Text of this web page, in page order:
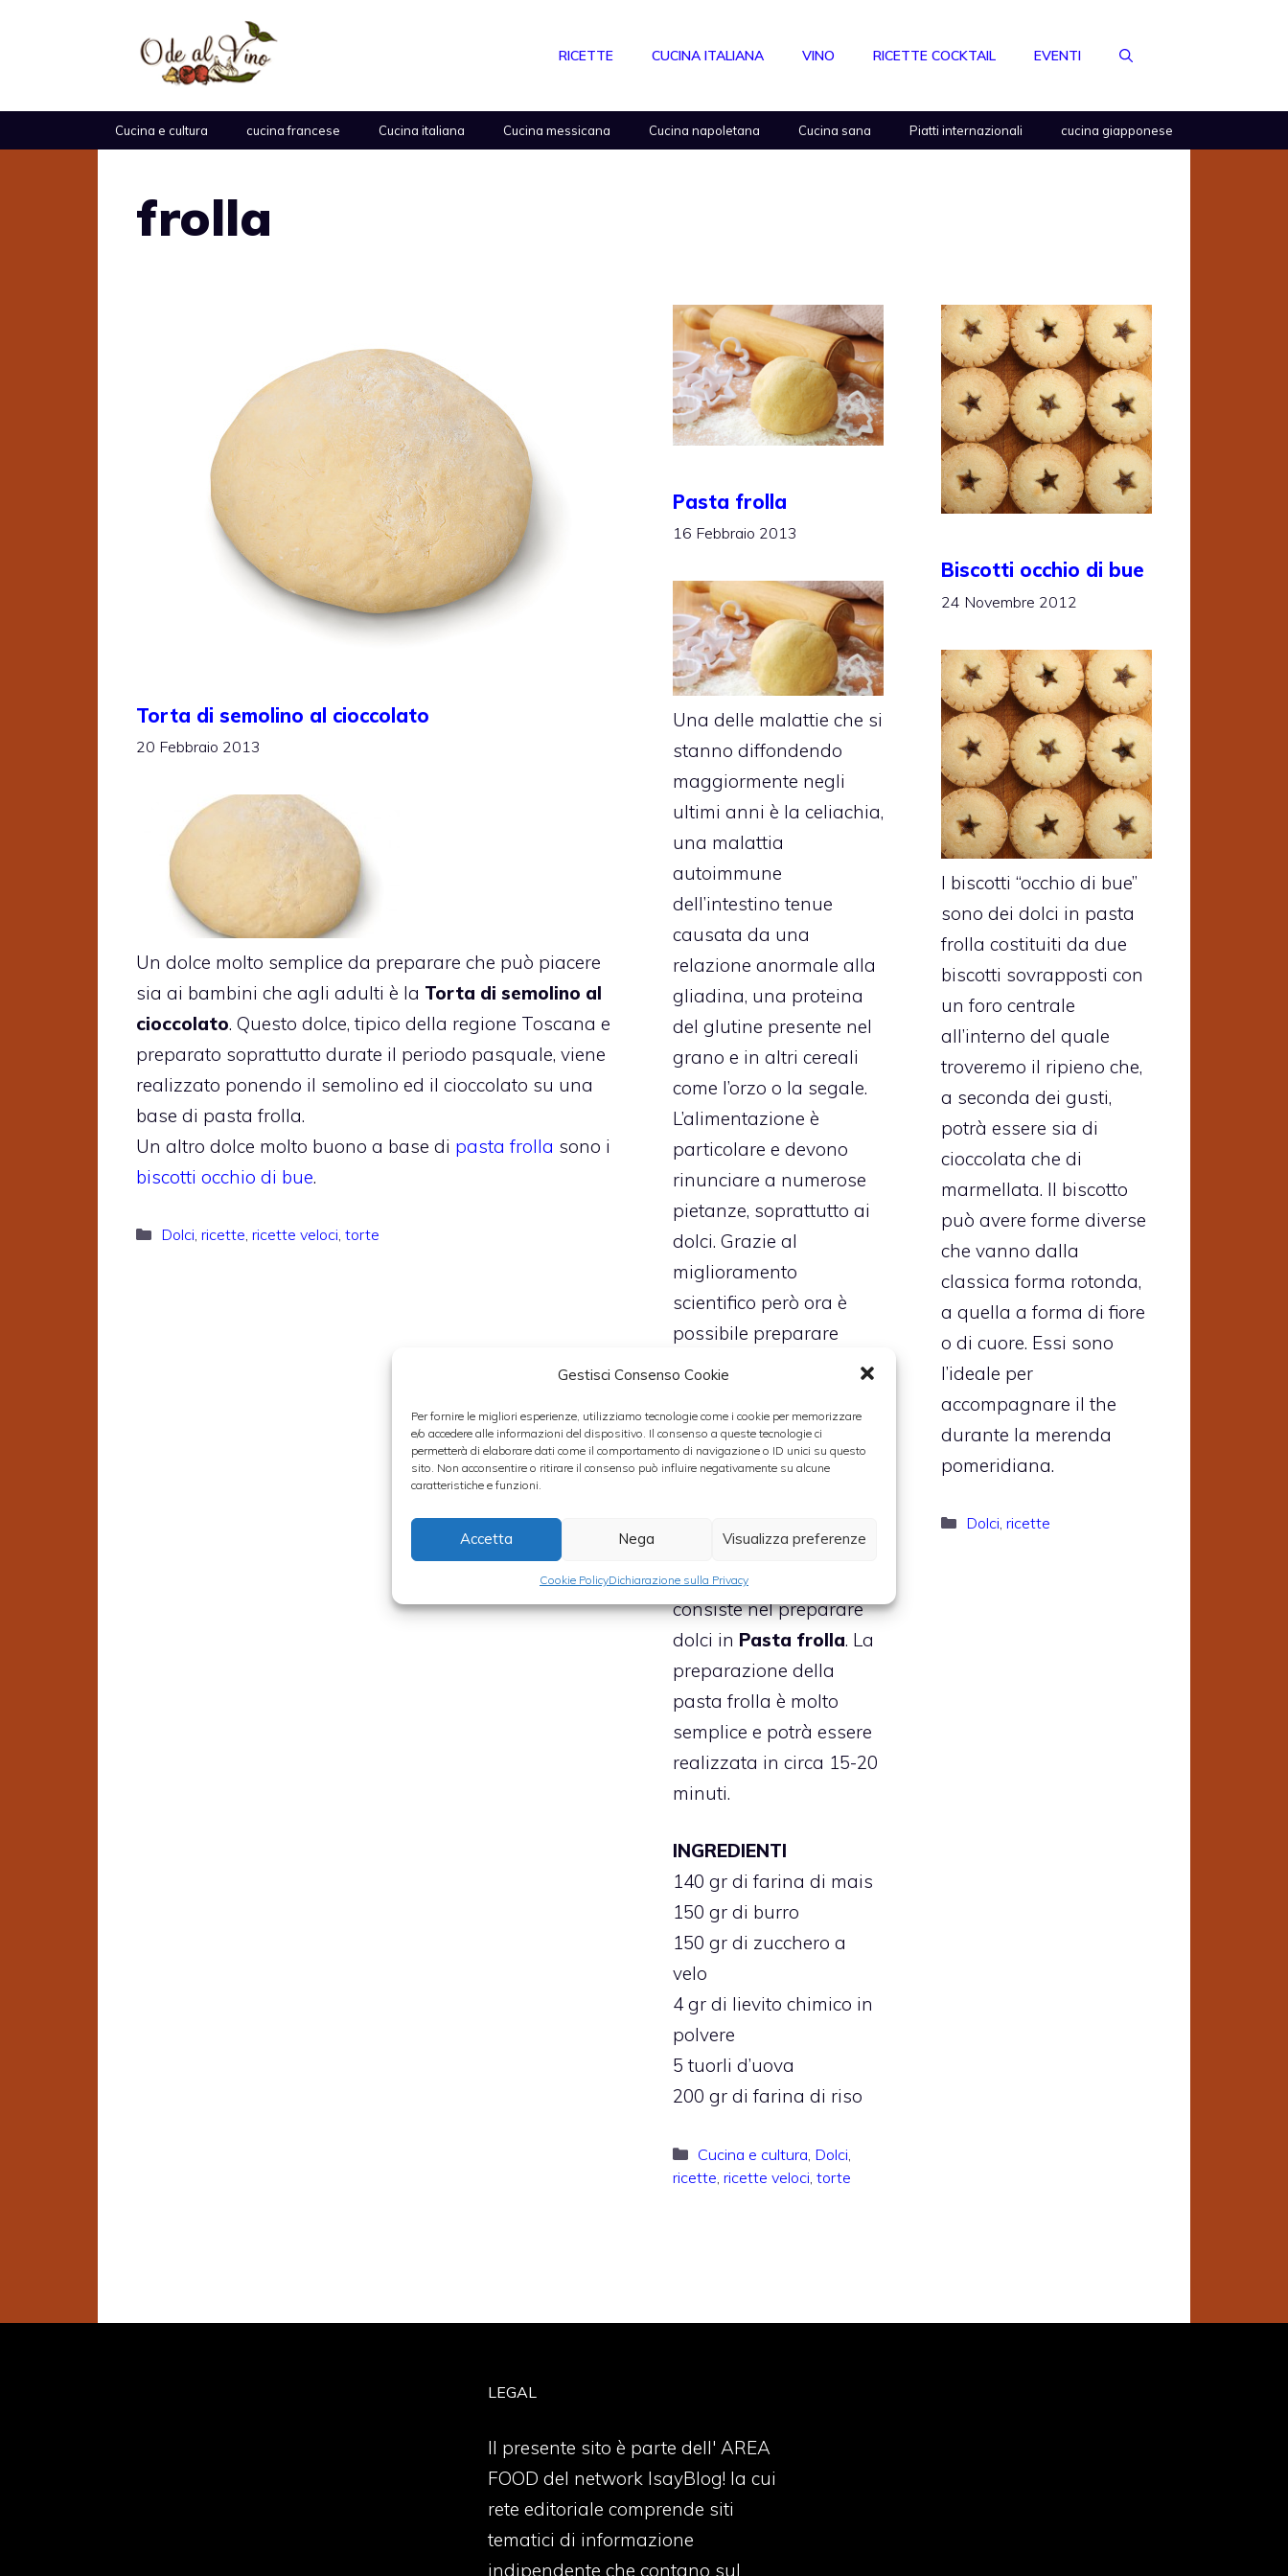
Gestisci Consenso Cookie
Per fornire le migliori esperienze, utilizziamo tecnologie come i cookie per memorizzare
e/o accedere alle informazioni del dispositivo. Il consenso a queste tecnologie ci
permetterà di elaborare dati come il comportamento di navigazione o ID unici su questo
sito. Non acconsentire o ritirare il consenso può influire negativamente su alcune
caratteristiche e funzioni.
Accetta Nega Visualizza preferenze
Cookie PolicyDichiarazione sulla Privacy
RICETTE CUCINA ITALIANA VINO RICETTE COCKTAIL EVENTI
Cucina e cultura cucina francese Cucina italiana Cucina messicana Cucina napoletana Cucina sana Piatti internazionali cucina giapponese
frolla
Torta di semolino al cioccolato
20 Febbraio 2013
Un dolce molto semplice da preparare che può piacere
sia ai bambini che agli adulti è la Torta di semolino al
cioccolato. Questo dolce, tipico della regione Toscana e
preparato soprattutto durate il periodo pasquale, viene
realizzato ponendo il semolino ed il cioccolato su una
base di pasta frolla.
Un altro dolce molto buono a base di pasta frolla sono i
biscotti occhio di bue.
Categorie
Dolci, ricette, ricette veloci, torte
Pasta frolla
16 Febbraio 2013
Una delle malattie che si
stanno diffondendo
maggiormente negli
ultimi anni è la celiachia,
una malattia
autoimmune
dell’intestino tenue
causata da una
relazione anormale alla
gliadina, una proteina
del glutine presente nel
grano e in altri cereali
come l’orzo o la segale.
L’alimentazione è
particolare e devono
rinunciare a numerose
pietanze, soprattutto ai
dolci. Grazie al
miglioramento
scientifico però ora è
possibile preparare
numerose pietanze che
erano impossibili da
preparare quali ad
Per quanto riguarda i
dolci la soluzione ideale
consiste nel preparare
dolci in Pasta frolla. La
preparazione della
pasta frolla è molto
semplice e potrà essere
realizzata in circa 15-20
minuti.
INGREDIENTI
140 gr di farina di mais
150 gr di burro
150 gr di zucchero a
velo
4 gr di lievito chimico in
polvere
5 tuorli d’uova
200 gr di farina di riso
Categorie
Cucina e cultura Dolci
ricette ricette veloci torte
Biscotti occhio di bue
24 Novembre 2012
I biscotti “occhio di bue”
sono dei dolci in pasta
frolla costituiti da due
biscotti sovrapposti con
un foro centrale
all’interno del quale
troveremo il ripieno che,
a seconda dei gusti,
potrà essere sia di
cioccolata che di
marmellata. Il biscotto
può avere forme diverse
che vanno dalla
classica forma rotonda,
a quella a forma di fiore
o di cuore. Essi sono
l’ideale per
accompagnare il the
durante la merenda
pomeridiana.
Categorie
Dolci, ricette
LEGAL
Il presente sito è parte dell' AREA
FOOD del network IsayBlog! la cui
rete editoriale comprende siti
tematici di informazione
indipendente che contano sul